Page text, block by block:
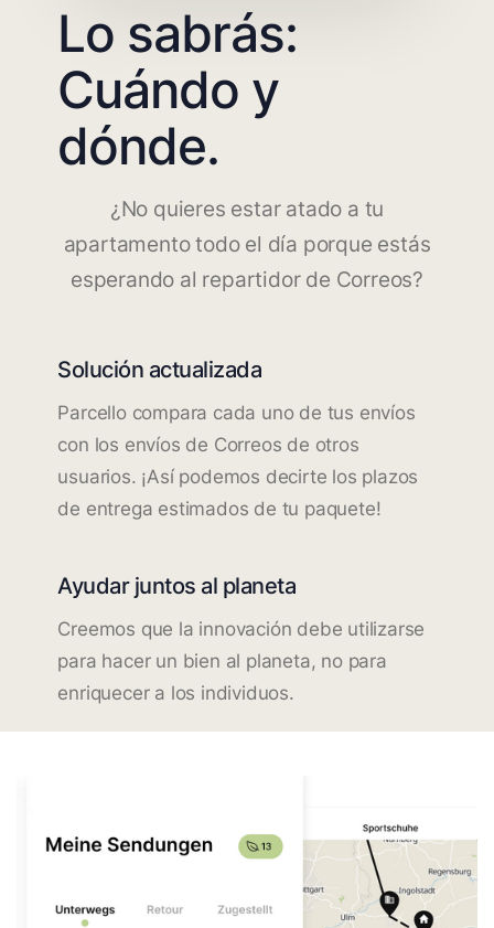
Lo sabrás:
Cuándo y
dónde.
¿No quieres estar atado a tu
apartamento todo el día porque estás
esperando al repartidor de Correos?
Solución actualizada
Parcello compara cada uno de tus envíos
con los envíos de Correos de otros
usuarios. ¡Así podemos decirte los plazos
de entrega estimados de tu paquete!
Ayudar juntos al planeta
Creemos que la innovación debe utilizarse
para hacer un bien al planeta, no para
enriquecer a los individuos.